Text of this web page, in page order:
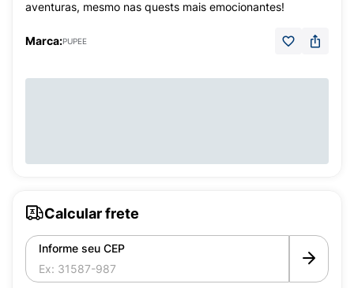
aventuras, mesmo nas quests mais emocionantes!
Marca:PUPEE
Calcular frete
Informe seu CEP